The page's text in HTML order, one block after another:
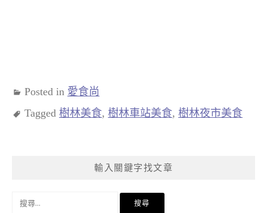
Posted in 愛食尚
Tagged 樹林美食, 樹林車站美食, 樹林夜市美食
輸入關鍵字找文章